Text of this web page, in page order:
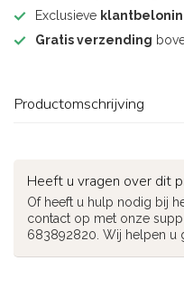
Exclusieve
Gratis verzending
Productomschrijving
Heeft u vragen over dit
Of heeft u hulp nodig bij
contact op met onze
683892820. Wij helpen u